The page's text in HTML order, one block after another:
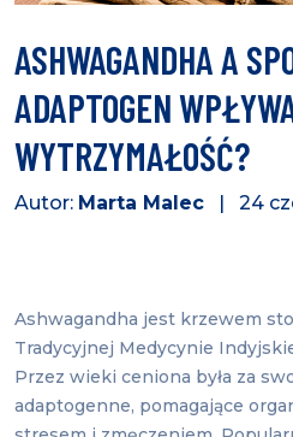
ASHWAGANDHA A
ADAPTOGEN
WYTRZYMAŁOŚĆ?
Autor: Marta Malec | 24
Ashwagandha jest krzewem
Tradycyjnej Medycynie
Przez wieki ceniona była za
adaptogenne, pomagające